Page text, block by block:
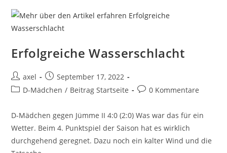
Erfolgreiche Wasserschlacht
axel
September 17, 2022
D-Mädchen / Beitrag Startseite 0 Kommentare
D-Mädchen gegen Jümme II 4:0 (2:0) Was war das für ein
Wetter. Beim 4. Punktspiel der Saison hat es wirklich
durchgehend geregnet. Dazu noch ein kalter Wind und die